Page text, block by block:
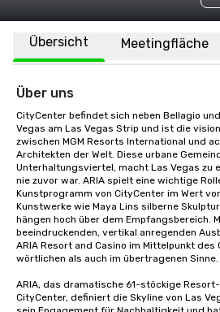
Übersicht Meetingfläche
Über uns
CityCenter befindet sich neben Bellagio
Vegas am Las Vegas Strip und ist die
zwischen MGM Resorts International und
Architekten der Welt. Diese urbane
Unterhaltungsviertel, macht Las Vegas zu
nie zuvor war. ARIA spielt eine wichtige
Kunstprogramm von CityCenter im Wert
Kunstwerke wie Maya Lins silberne
hängen hoch über dem Empfangsbereich.
beeindruckenden, vertikal anregenden
ARIA Resort and Casino im Mittelpunkt
wörtlichen als auch im übertragenen Sinne.
ARIA, das dramatische 61-stöckige
CityCenter, definiert die Skyline von Las